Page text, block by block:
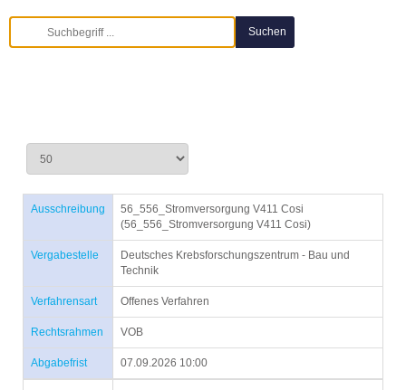
Ausschreibung
56_556_Stromversorgung V411 Cosi
(56_556_Stromversorgung V411 Cosi)
Vergabestelle
Deutsches Krebsforschungszentrum - Bau und
Technik
Verfahrensart Offenes Verfahren
Rechtsrahmen VOB
Abgabefrist 07.09.2026 10:00